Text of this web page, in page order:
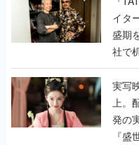
イタ
盛期
社で
『
んだ
実写
上。
発の
『